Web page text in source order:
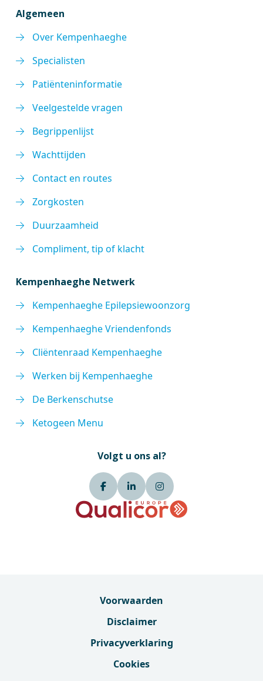
Algemeen
Over Kempenhaeghe
Specialisten
Patiënteninformatie
Veelgestelde vragen
Begrippenlijst
Wachttijden
Contact en routes
Zorgkosten
Duurzaamheid
Compliment, tip of klacht
Kempenhaeghe Netwerk
Kempenhaeghe Epilepsiewoonzorg
Kempenhaeghe Vriendenfonds
Cliëntenraad Kempenhaeghe
Werken bij Kempenhaeghe
De Berkenschutse
Ketogeen Menu
Volgt u ons al?
Voorwaarden
Disclaimer
Privacyverklaring
Cookies